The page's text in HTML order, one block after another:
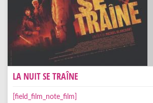
LA NUIT SE TRAÎNE
[field_film_note_film]